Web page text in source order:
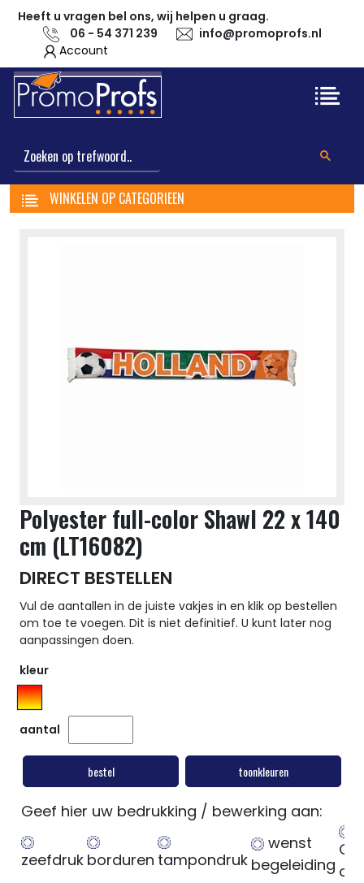
Heeft u vragen bel ons, wij helpen u graag.
06 - 54 371 239
info@promoprofs.nl
Account
WINKELEN OP CATEGORIEEN
Polyester full-color Shawl 22 x 140
cm (LT16082)
DIRECT BESTELLEN
Vul de aantallen in de juiste vakjes in en klik op bestellen
om toe te voegen. Dit is niet definitief. U kunt later nog
aanpassingen doen.
kleur
aantal
bestel toonkleuren
Geef hier uw bedrukking / bewerking aan:
zeefdruk borduren tampondruk
wenst
begeleiding